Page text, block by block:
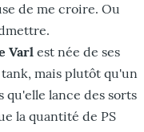
de me croire. Ou
Varlest née de ses
mais plutôt qu'un
qu'elle lance des sorts
la quantité de PS